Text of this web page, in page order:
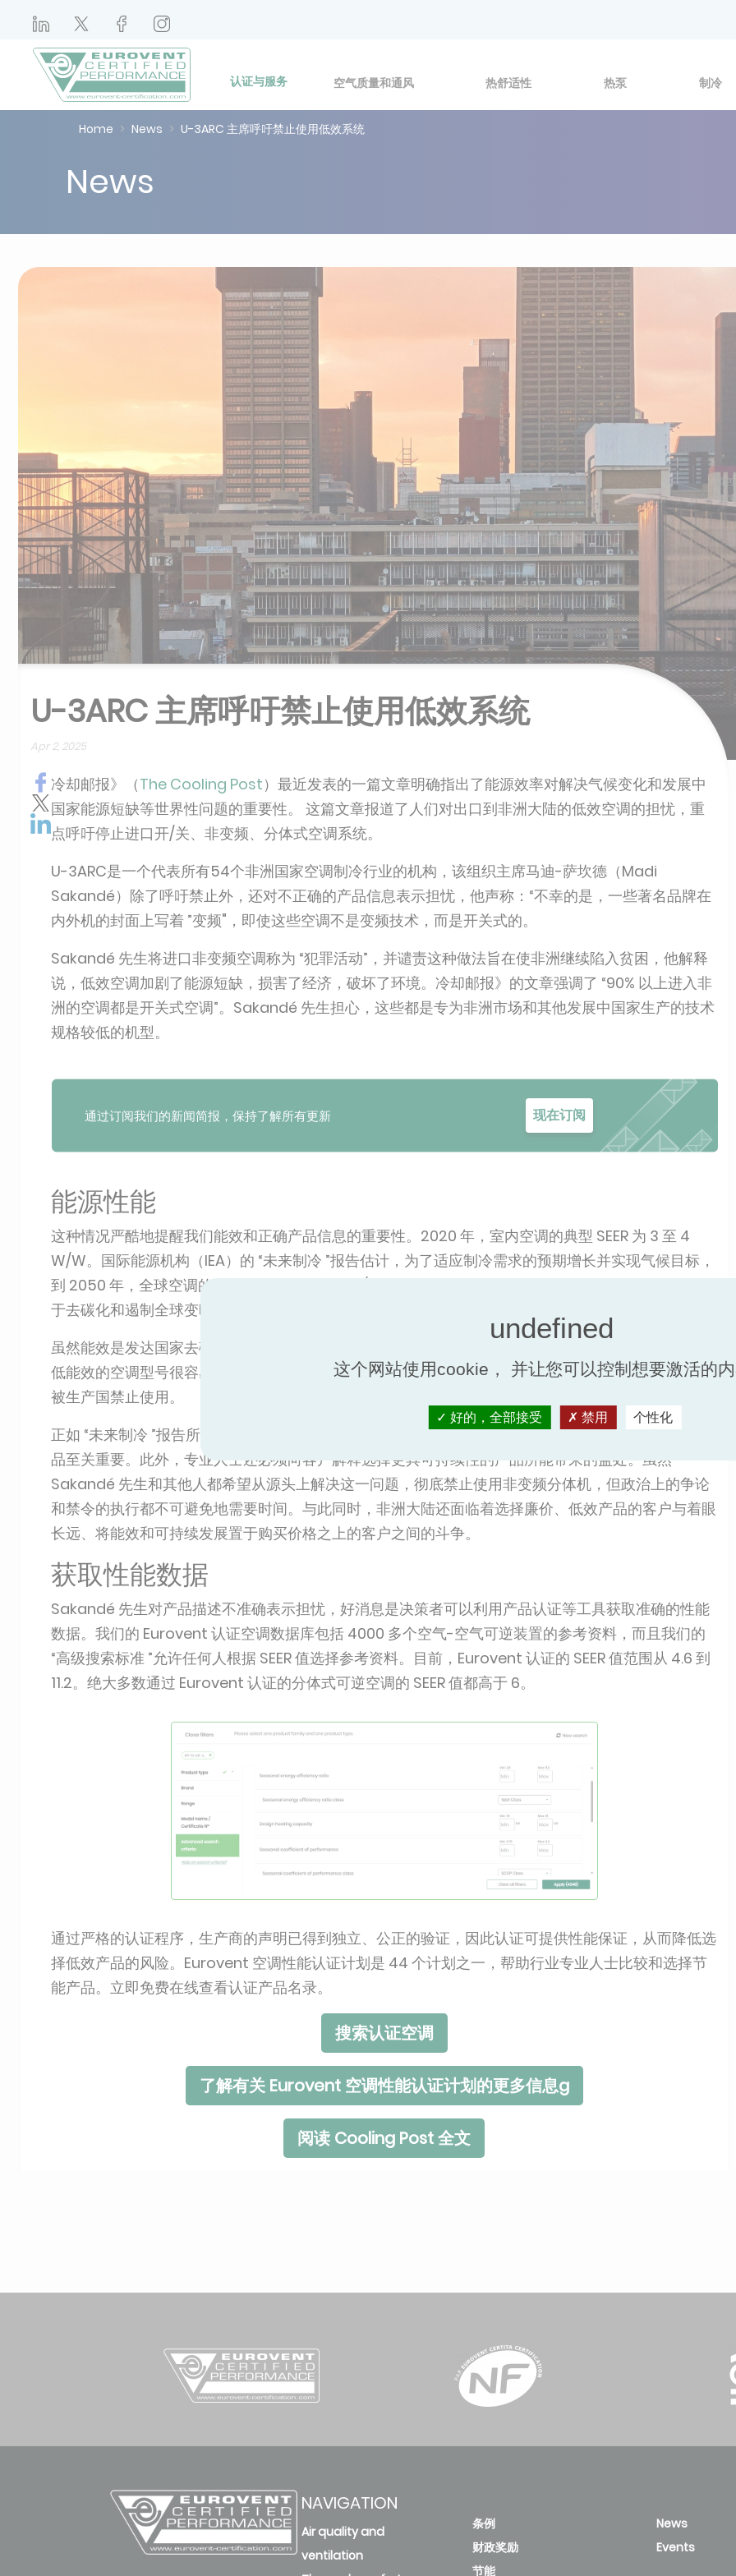
认证与服务 空气质量和通风 热舒适性 热泵 制冷
Home News U-3ARC 主席呼吁禁止使用低效系统
News
U-3ARC 主席呼吁禁止使用低效系统
Apr 2, 2025
冷却邮报》（The Cooling Post）最近发表的一篇文章明确指出了能源效率对解决气候变化和发展中
国家能源短缺等世界性问题的重要性。 这篇文章报道了人们对出口到非洲大陆的低效空调的担忧，重
点呼吁停止进口开/关、非变频、分体式空调系统。
U-3ARC是一个代表所有54个非洲国家空调制冷行业的机构，该组织主席马迪-萨坎德（Madi
Sakandé）除了呼吁禁止外，还对不正确的产品信息表示担忧，他声称：“不幸的是，一些著名品牌在
内外机的封面上写着 ”变频"，即使这些空调不是变频技术，而是开关式的。
Sakandé 先生将进口非变频空调称为 “犯罪活动”，并谴责这种做法旨在使非洲继续陷入贫困，他解释
说，低效空调加剧了能源短缺，损害了经济，破坏了环境。冷却邮报》的文章强调了 “90% 以上进入非
洲的空调都是开关式空调”。Sakandé 先生担心，这些都是专为非洲市场和其他发展中国家生产的技术
规格较低的机型。
通过订阅我们的新闻简报，保持了解所有更新 现在订阅
能源性能
这种情况严酷地提醒我们能效和正确产品信息的重要性。2020 年，室内空调的典型 SEER 为 3 至 4
W/W。国际能源机构（IEA）的 “未来制冷 ”报告估计，为了适应制冷需求的预期增长并实现气候目标，
到 2050 年，全球空调的平均能效必须达到 8 W/W SEER 以上。安装具有准确产品数据的高能效产品对
于去碳化和遏制全球变暖的影响至关重要。
虽然能效是发达国家去碳化工作的核心，但对于发展中国家来说，由于缺乏最低能效标准（MEPS），
低能效的空调型号很容易进入市场。具有讽刺意味的是，出口到非洲大陆和发展中国家的空调设备往往
被生产国禁止使用。
正如 “未来制冷 ”报告所显示的那样，全球市场的公平化以及暖通空调专业人员能够获得和识别节能产
品至关重要。此外，专业人士还必须向客户解释选择更具可持续性的产品所能带来的益处。虽然
Sakandé 先生和其他人都希望从源头上解决这一问题，彻底禁止使用非变频分体机，但政治上的争论
和禁令的执行都不可避免地需要时间。与此同时，非洲大陆还面临着选择廉价、低效产品的客户与着眼
长远、将能效和可持续发展置于购买价格之上的客户之间的斗争。
获取性能数据
Sakandé 先生对产品描述不准确表示担忧，好消息是决策者可以利用产品认证等工具获取准确的性能
数据。我们的 Eurovent 认证空调数据库包括 4000 多个空气-空气可逆装置的参考资料，而且我们的
“高级搜索标准 ”允许任何人根据 SEER 值选择参考资料。目前，Eurovent 认证的 SEER 值范围从 4.6 到
11.2。绝大多数通过 Eurovent 认证的分体式可逆空调的 SEER 值都高于 6。
通过严格的认证程序，生产商的声明已得到独立、公正的验证，因此认证可提供性能保证，从而降低选
择低效产品的风险。Eurovent 空调性能认证计划是 44 个计划之一，帮助行业专业人士比较和选择节
能产品。立即免费在线查看认证产品名录。
搜索认证空调
了解有关 Eurovent 空调性能认证计划的更多信息g
阅读 Cooling Post 全文
NAVIGATION
Air quality and
ventilation
条例
财政奖励
节能
News
Events
这个网站使用cookie， 并让您可以控制想要激活的
好的，全部接受 禁用 个性化